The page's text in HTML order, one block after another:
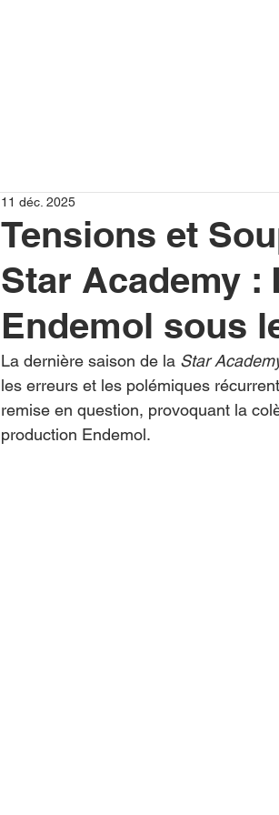
Tensions et
Star Academy :
Endemol sous
11 déc. 2025
La dernière saison de la Star
les erreurs et les polémiques
remise en question, provoquant la
production Endemol.